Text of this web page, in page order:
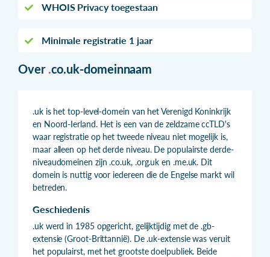
WHOIS Privacy toegestaan
Minimale registratie 1 jaar
Over .co.uk-domeinnaam
.uk is het top-level-domein van het Verenigd Koninkrijk
en Noord-Ierland. Het is een van de zeldzame ccTLD's
waar registratie op het tweede niveau niet mogelijk is,
maar alleen op het derde niveau. De populairste derde-
niveaudomeinen zijn .co.uk, .org.uk en .me.uk. Dit
domein is nuttig voor iedereen die de Engelse markt wil
betreden.
Geschiedenis
.uk werd in 1985 opgericht, gelijktijdig met de .gb-
extensie (Groot-Brittannië). De .uk-extensie was veruit
het populairst, met het grootste doelpubliek. Beide